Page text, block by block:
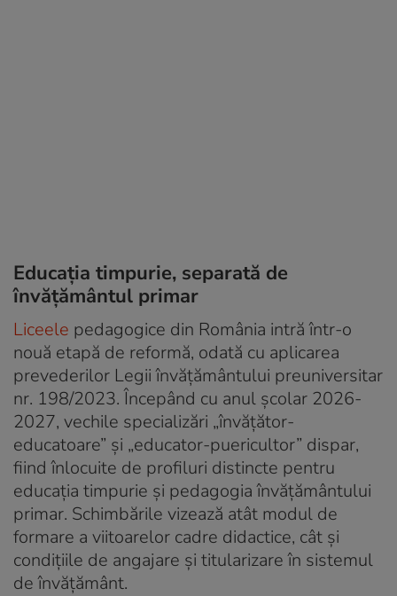
Educația timpurie, separată de
învățământul primar
Liceele pedagogice din România intră într-o
nouă etapă de reformă, odată cu aplicarea
prevederilor Legii învățământului preuniversitar
nr. 198/2023. Începând cu anul școlar 2026-
2027, vechile specializări „învățător-
educatoare” și „educator-puericultor” dispar,
fiind înlocuite de profiluri distincte pentru
educația timpurie și pedagogia învățământului
primar. Schimbările vizează atât modul de
formare a viitoarelor cadre didactice, cât și
condițiile de angajare și titularizare în sistemul
de învățământ.